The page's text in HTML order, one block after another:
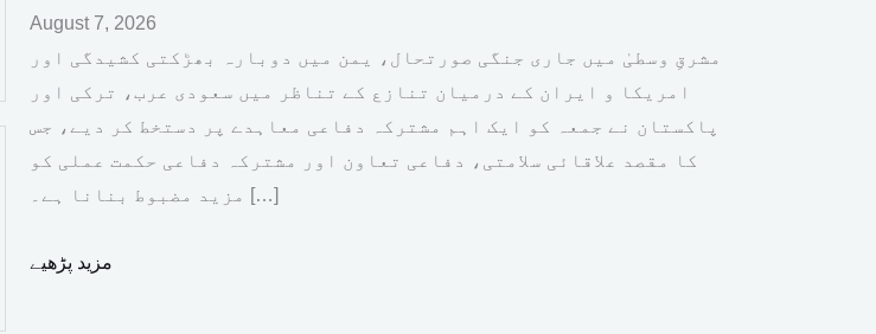
August 7, 2026
مشرقِ وسطیٰ میں جاری جنگی صورتحال، یمن میں دوبارہ بھڑکتی کشیدگی اور
امریکا و ایران کے درمیان تنازع کے تناظر میں سعودی عرب، ترکی اور
پاکستان نے جمعہ کو ایک اہم مشترکہ دفاعی معاہدے پر دستخط کر دیے، جس
کا مقصد علاقائی سلامتی، دفاعی تعاون اور مشترکہ دفاعی حکمت عملی کو
مزید مضبوط بنانا ہے۔ […]
مزید پڑھیے